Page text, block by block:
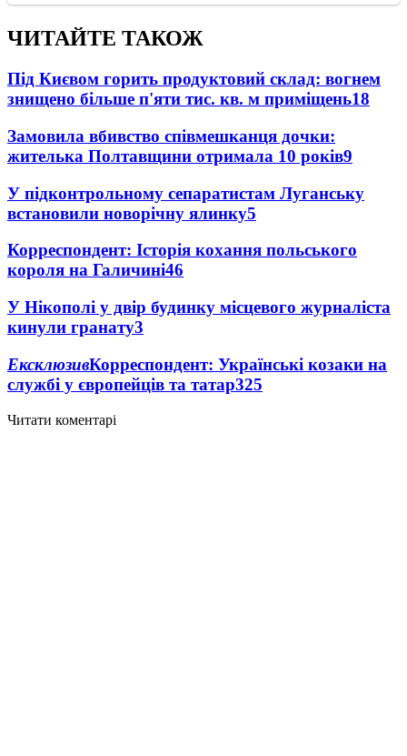
ЧИТАЙТЕ ТАКОЖ
Під Києвом горить продуктовий склад: вогнем
знищено більше п'яти тис. кв. м приміщень18
Замовила вбивство співмешканця дочки:
жителька Полтавщини отримала 10 років9
У підконтрольному сепаратистам Луганську
встановили новорічну ялинку5
Корреспондент: Історія кохання польського
короля на Галичині46
У Нікополі у двір будинку місцевого журналіста
кинули гранату3
ЕксклюзивКорреспондент: Українські козаки на
службі у європейців та татар325
Читати коментарі